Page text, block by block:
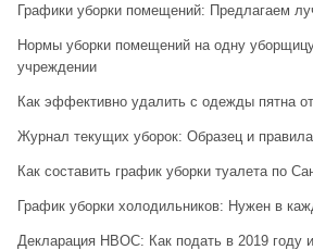
r
a
e
s
Графики уборки помещений: Предлагаем
Нормы уборки помещений на одну
учреждении
Как эффективно удалить с одежды пятна
Журнал текущих уборок: Образец и правила
Как составить график уборки туалета по
График уборки холодильников: Нужен в
Декларация НВОС: Как подать в 2019 году